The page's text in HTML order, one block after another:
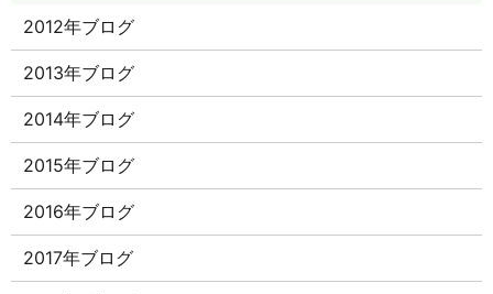
2012年ブログ
2013年ブログ
2014年ブログ
2015年ブログ
2016年ブログ
2017年ブログ